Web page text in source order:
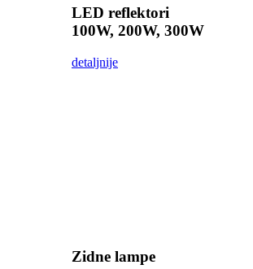
LED reflektori
100W, 200W, 300W
detaljnije
Zidne lampe